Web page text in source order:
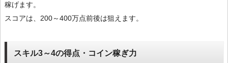
稼げます。
スコアは、200～400万点前後は狙えます。
スキル3～4の得点・コイン稼ぎ力